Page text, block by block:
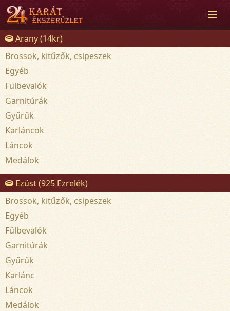
Arany (14kr)
Brossok, kitűzők, csipeszek
Egyéb
Fülbevalók
Garnitúrák
Gyűrűk
Karláncok
Láncok
Medálok
Ezüst (925 Ezrelék)
Brossok, kitűzők, csipeszek
Egyéb
Fülbevalók
Garnitúrák
Gyűrűk
Karlánc
Láncok
Medálok